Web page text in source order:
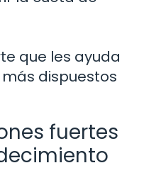
que les ayuda
dispuestos
fuertes